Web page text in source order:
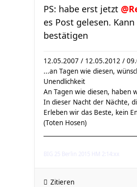
PS: habe erst jetzt
es Post gelesen.
bestätigen
12.05.2007 / 12.05.2012 /
...an Tagen wie diesen,
Unendlichkeit
An Tagen wie diesen, haben
In dieser Nacht der Nächte,
Erleben wir das Beste, kein
(Toten Hosen)
BIG 25 Berlin 2015 HM 2:14:xx
Zitieren